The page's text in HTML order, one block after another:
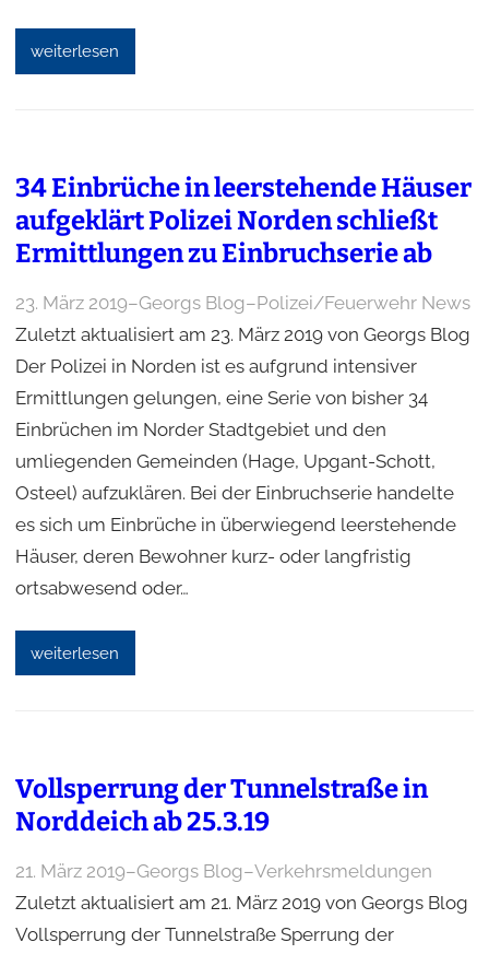
weiterlesen
34 Einbrüche in leerstehende Häuser
aufgeklärt Polizei Norden schließt
Ermittlungen zu Einbruchserie ab
23. März 2019–Georgs Blog–Polizei/Feuerwehr News
Zuletzt aktualisiert am 23. März 2019 von Georgs Blog
Der Polizei in Norden ist es aufgrund intensiver
Ermittlungen gelungen, eine Serie von bisher 34
Einbrüchen im Norder Stadtgebiet und den
umliegenden Gemeinden (Hage, Upgant-Schott,
Osteel) aufzuklären. Bei der Einbruchserie handelte
es sich um Einbrüche in überwiegend leerstehende
Häuser, deren Bewohner kurz- oder langfristig
ortsabwesend oder…
weiterlesen
Vollsperrung der Tunnelstraße in
Norddeich ab 25.3.19
21. März 2019–Georgs Blog–Verkehrsmeldungen
Zuletzt aktualisiert am 21. März 2019 von Georgs Blog
Vollsperrung der Tunnelstraße Sperrung der